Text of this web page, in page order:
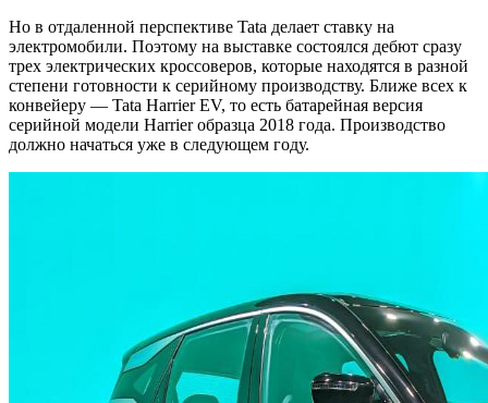
Но в отдаленной перспективе Tata делает ставку на
электромобили. Поэтому на выставке состоялся дебют сразу
трех электрических кроссоверов, которые находятся в разной
степени готовности к серийному производству. Ближе всех к
конвейеру — Tata Harrier EV, то есть батарейная версия
серийной модели Harrier образца 2018 года. Производство
должно начаться уже в следующем году.